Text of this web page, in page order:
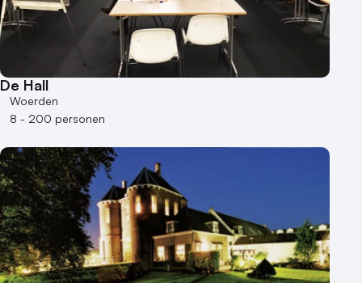
De Hall
Woerden
8 - 200 personen